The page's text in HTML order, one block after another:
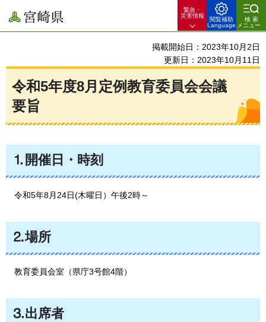
宮崎県
緊急・
災害情報
閲覧補助
Language
検索
メニュー
掲載開始日：2023年10月2日
更新日：2023年10月11日
令和5年度8月定例教育委員会会議
要旨
⒈開催日・時刻
令和5年8月24日(木曜日）午後2時～
⒉場所
教育委員会室 （県庁3号館4階）
⒊出席者